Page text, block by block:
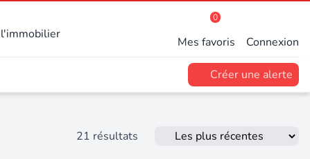
0
Mes favoris Connexion
Créer une alerte
21 résultats